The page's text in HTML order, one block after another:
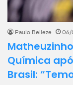
Paulo Belleze 06/
Química
Brasil: